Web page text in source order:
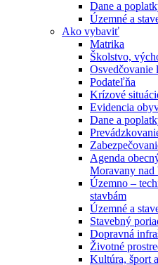
Dane a
Územné a
Ako vybaviť
Matrika
Školstvo,
Osvedčovanie
Podateľňa
Krízové
Evidencia
Dane a
Agenda
Moravany nad
Územno –
stavbám
Územné a
Stavebný
Dopravná
Životné
Kultúra, šport